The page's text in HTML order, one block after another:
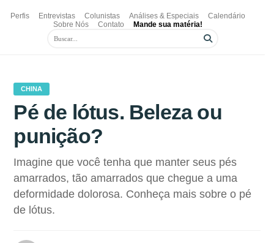
Perfis Entrevistas Colunistas Análises & Especiais
Calendário
Sobre Nós
Contato Mande sua matéria!
CHINA
Pé de lótus. Beleza ou
punição?
Imagine que você tenha que manter seus pés
amarrados, tão amarrados que chegue a uma
deformidade dolorosa. Conheça mais sobre o pé
de lótus.